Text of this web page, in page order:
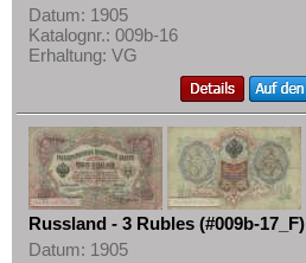
Datum: 1905
Katalognr.: 009b-16
Erhaltung: VG
Russland - 3 Rubles (#009b-17_F)
Datum: 1905